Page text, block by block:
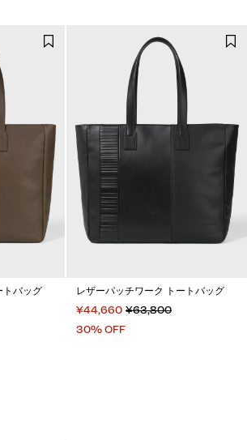
トバッグ
レザーパッチワーク トートバッグ
¥44,660 ¥63,800
30% OFF